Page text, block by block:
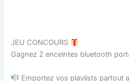
JEU CONCOURS
Gagnez 2 enceintes bluetooth
Emportez vos playlists partout